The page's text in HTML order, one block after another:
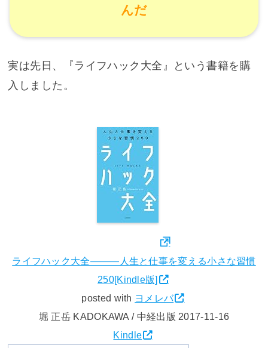
んだ
実は先日、『 ライフハック大全 』という書籍を購
入しました。
ライフハック大全―――人生と仕事を変える小さな習慣
250[Kindle版]
posted with ヨメレバ
堀 正岳 KADOKAWA / 中経出版 2017-11-16
Kindle